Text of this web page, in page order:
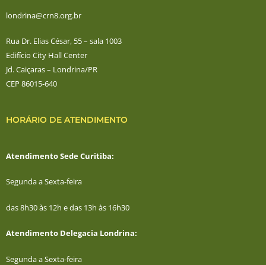
londrina@crn8.org.br
Rua Dr. Elias César, 55 – sala 1003
Edifício City Hall Center
Jd. Caiçaras – Londrina/PR
CEP 86015-640
HORÁRIO DE ATENDIMENTO
Atendimento Sede Curitiba:
Segunda a Sexta-feira
das 8h30 às 12h e das 13h às 16h30
Atendimento Delegacia Londrina:
Segunda a Sexta-feira